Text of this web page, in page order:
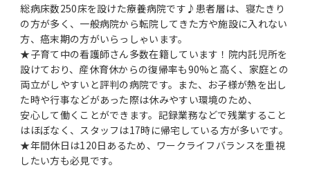
総病床数250床を設けた療養病院です♪患者層は、寝たきり
の方が多く、一般病院から転院してきた方や施設に入れない
方、癌末期の方がいらっしゃいます。
★子育て中の看護師さん多数在籍しています！院内託児所を
設けており、産休育休からの復帰率も90%と高く、家庭との
両立がしやすいと評判の病院です。また、お子様が熱を出し
た時や行事などがあった際は休みやすい環境のため、
安心して働くことができます。記録業務などで残業すること
はほぼなく、スタッフは17時に帰宅している方が多いです。
★年間休日は120日あるため、ワークライフバランスを重視
したい方も必見です。